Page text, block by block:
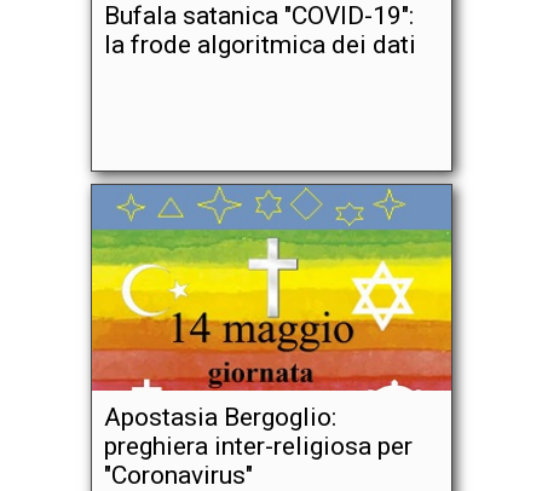
Bufala satanica "COVID-19":
la frode algoritmica dei dati
Apostasia Bergoglio:
preghiera inter-religiosa per
"Coronavirus"